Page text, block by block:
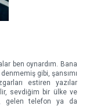
ben oynardım. Bana
gibi, şansımı
estiren yazılar
sevdiğim bir ülke ve
gelen telefon ya da